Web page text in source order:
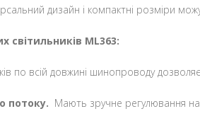
дизайн і компактні розміри
світильників ML363:
по всій довжині шинопроводу дозволяє
потоку. Мають зручне регулювання